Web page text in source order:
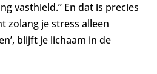
vasthield.” En dat is precies
zolang je stress alleen
blijft je lichaam in de